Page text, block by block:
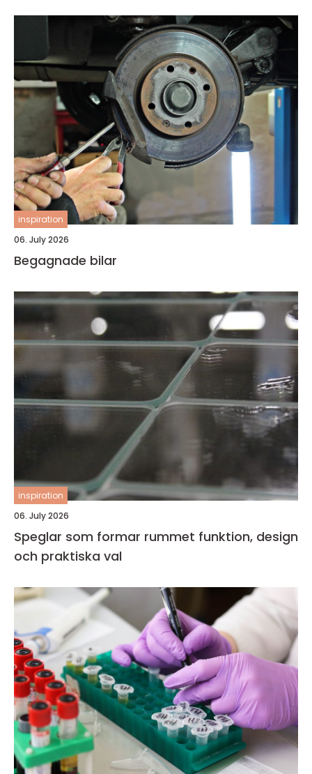
inspiration
06. July 2026
Begagnade bilar
inspiration
06. July 2026
Speglar som formar rummet funktion, design
och praktiska val